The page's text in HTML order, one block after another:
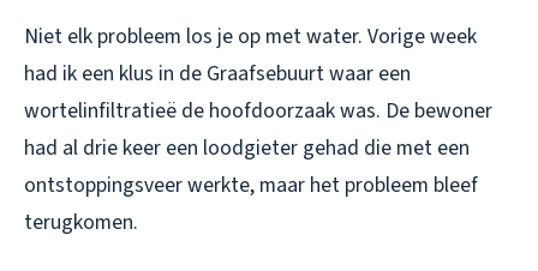
Niet elk probleem los je op met water. Vorige week
had ik een klus in de Graafsebuurt waar een
wortelinfiltratieë de hoofdoorzaak was. De bewoner
had al drie keer een loodgieter gehad die met een
ontstoppingsveer werkte, maar het probleem bleef
terugkomen.